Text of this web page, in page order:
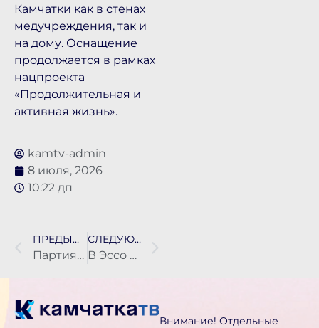
Камчатки как в стенах
медучреждения, так и
на дому. Оснащение
продолжается в рамках
нацпроекта
«Продолжительная и
активная жизнь».
kamtv-admin
8 июля, 2026
10:22 дп
ПРЕДЫДУЩАЯ НОВОСТЬ
Партия камчатских морепродуктов отправилась в зону спецоперации
СЛЕДУЮЩАЯ НОВОСТЬ
В Эссо и Тигиле объявлен четвёртый класс пожарной опасности, в Слаутном — пятый
Внимание! Отдельные